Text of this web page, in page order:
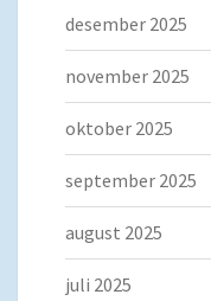
desember 2025
november 2025
oktober 2025
september 2025
august 2025
juli 2025